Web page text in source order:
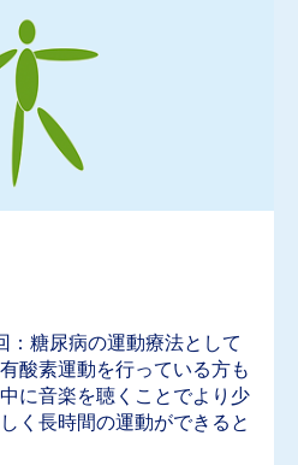
：糖尿病の運動療法として
酸素運動を行っている方も
に音楽を聴くことでより少
く長時間の運動ができると